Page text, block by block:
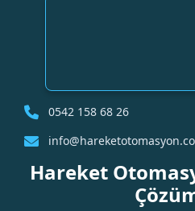
0542 158 68 26
Hareket